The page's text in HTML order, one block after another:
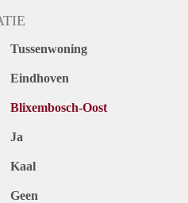
Tussenwoning
Eindhoven
Blixembosch-Oost
Ja
Kaal
Geen